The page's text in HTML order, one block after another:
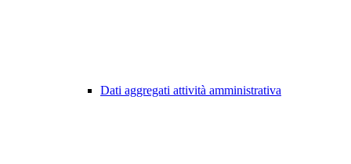
Dati aggregati attività amministrativa